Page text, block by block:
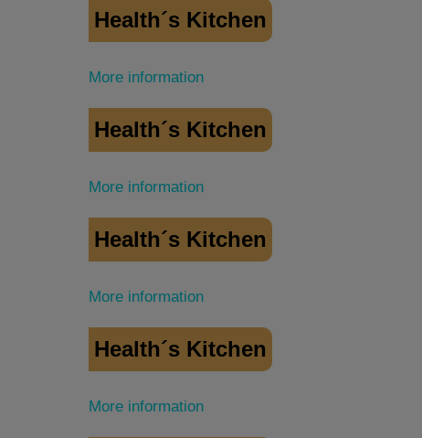
Health´s Kitchen
More information
Health´s Kitchen
More information
Health´s Kitchen
More information
Health´s Kitchen
More information